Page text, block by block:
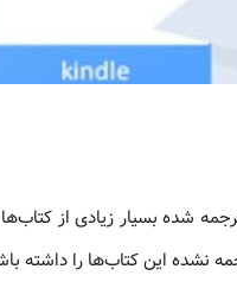
نشده این کتاب‌ها را